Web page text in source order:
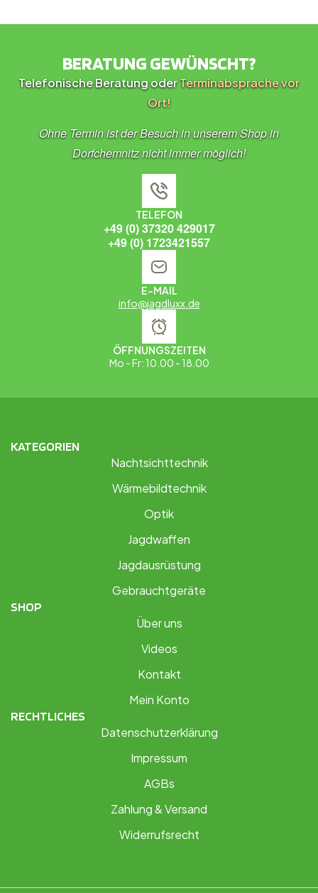
BERATUNG GEWÜNSCHT?
Telefonische Beratung oderTerminabsprache vor
Ort!
Ohne Termin ist der Besuch in unserem Shop in
Dorfchemnitz nicht immer möglich!
TELEFON
+49 (0) 37320 429017
+49 (0) 1723421557
E-MAIL
info@jagdluxx.de
ÖFFNUNGSZEITEN
Mo - Fr: 10.00 - 18.00
KATEGORIEN
Nachtsichttechnik
Wärmebildtechnik
Optik
Jagdwaffen
Jagdausrüstung
Gebrauchtgeräte
SHOP
Über uns
Videos
Kontakt
Mein Konto
RECHTLICHES
Datenschutzerklärung
Impressum
AGBs
Zahlung & Versand
Widerrufsrecht